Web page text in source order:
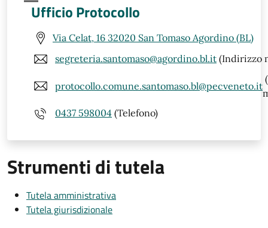
Ufficio Protocollo
Via Celat, 16 32020 San Tomaso Agordino (BL)
segreteria.santomaso@agordino.bl.it (Indirizzo
protocollo.comune.santomaso.bl@pecveneto.it
0437 598004 (Telefono)
Strumenti di tutela
Tutela amministrativa
Tutela giurisdizionale